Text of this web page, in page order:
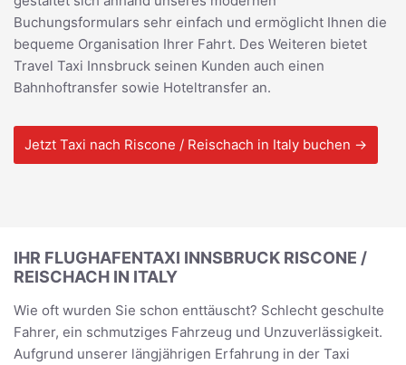
Buchungsformulars sehr einfach und ermöglicht Ihnen die
bequeme Organisation Ihrer Fahrt. Des Weiteren bietet
Travel Taxi Innsbruck seinen Kunden auch einen
Bahnhoftransfer sowie Hoteltransfer an.
Jetzt Taxi nach Riscone / Reischach in Italy buchen →
IHR FLUGHAFENTAXI INNSBRUCK RISCONE /
REISCHACH IN ITALY
Wie oft wurden Sie schon enttäuscht? Schlecht geschulte
Fahrer, ein schmutziges Fahrzeug und Unzuverlässigkeit.
Aufgrund unserer längjährigen Erfahrung in der Taxi